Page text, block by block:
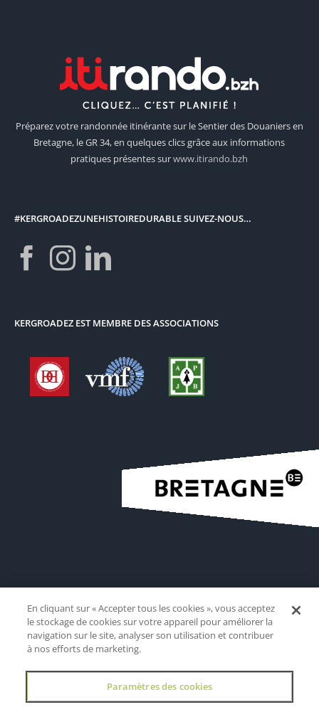
Préparez votre randonnée itinérante sur le Sentier des Douaniers en
Bretagne, le GR 34, en quelques clics grâce aux informations
pratiques présentes surwww.itirando.bzh
#KERGROADEZUNEHISTOIREDURABLE SUIVEZ-NOUS…
KERGROADEZ EST MEMBRE DES ASSOCIATIONS
En cliquant sur « Accepter tous les cookies », vous acceptez
le stockage de cookies sur votre appareil pour améliorer la
navigation sur le site, analyser son utilisation et contribuer
à nos efforts de marketing.
Paramètres des cookies